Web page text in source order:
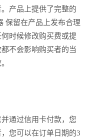
产品上提供了完整的
保留在产品上发布合理
时候修改购买费或提
不会影响购买者的当
通过信用卡付款，您
您可以在订单日期的3